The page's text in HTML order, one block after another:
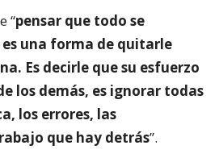
“pensar que todo se
una forma de quitarle
Es decirle que su esfuerzo
los demás, es ignorar todas
los errores, las
que hay detrás”.